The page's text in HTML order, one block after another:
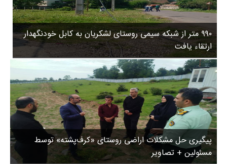
روستاها
ورزشی
سیاسی
چندرسانه ای
مسیر گردشگری دیلمان
درباره ما
۹۹۰ متر از شبکه سیمی روستای لشکریان به کابل خودنگهدار
ارتقاء یافت
پیگیری حل مشکلات اراضی روستای «کرف‌پشته» توسط
مسئولین + تصاویر
۳
۵
۸
ب
ا
ز
ن
ش
س
ت
ش
د
.